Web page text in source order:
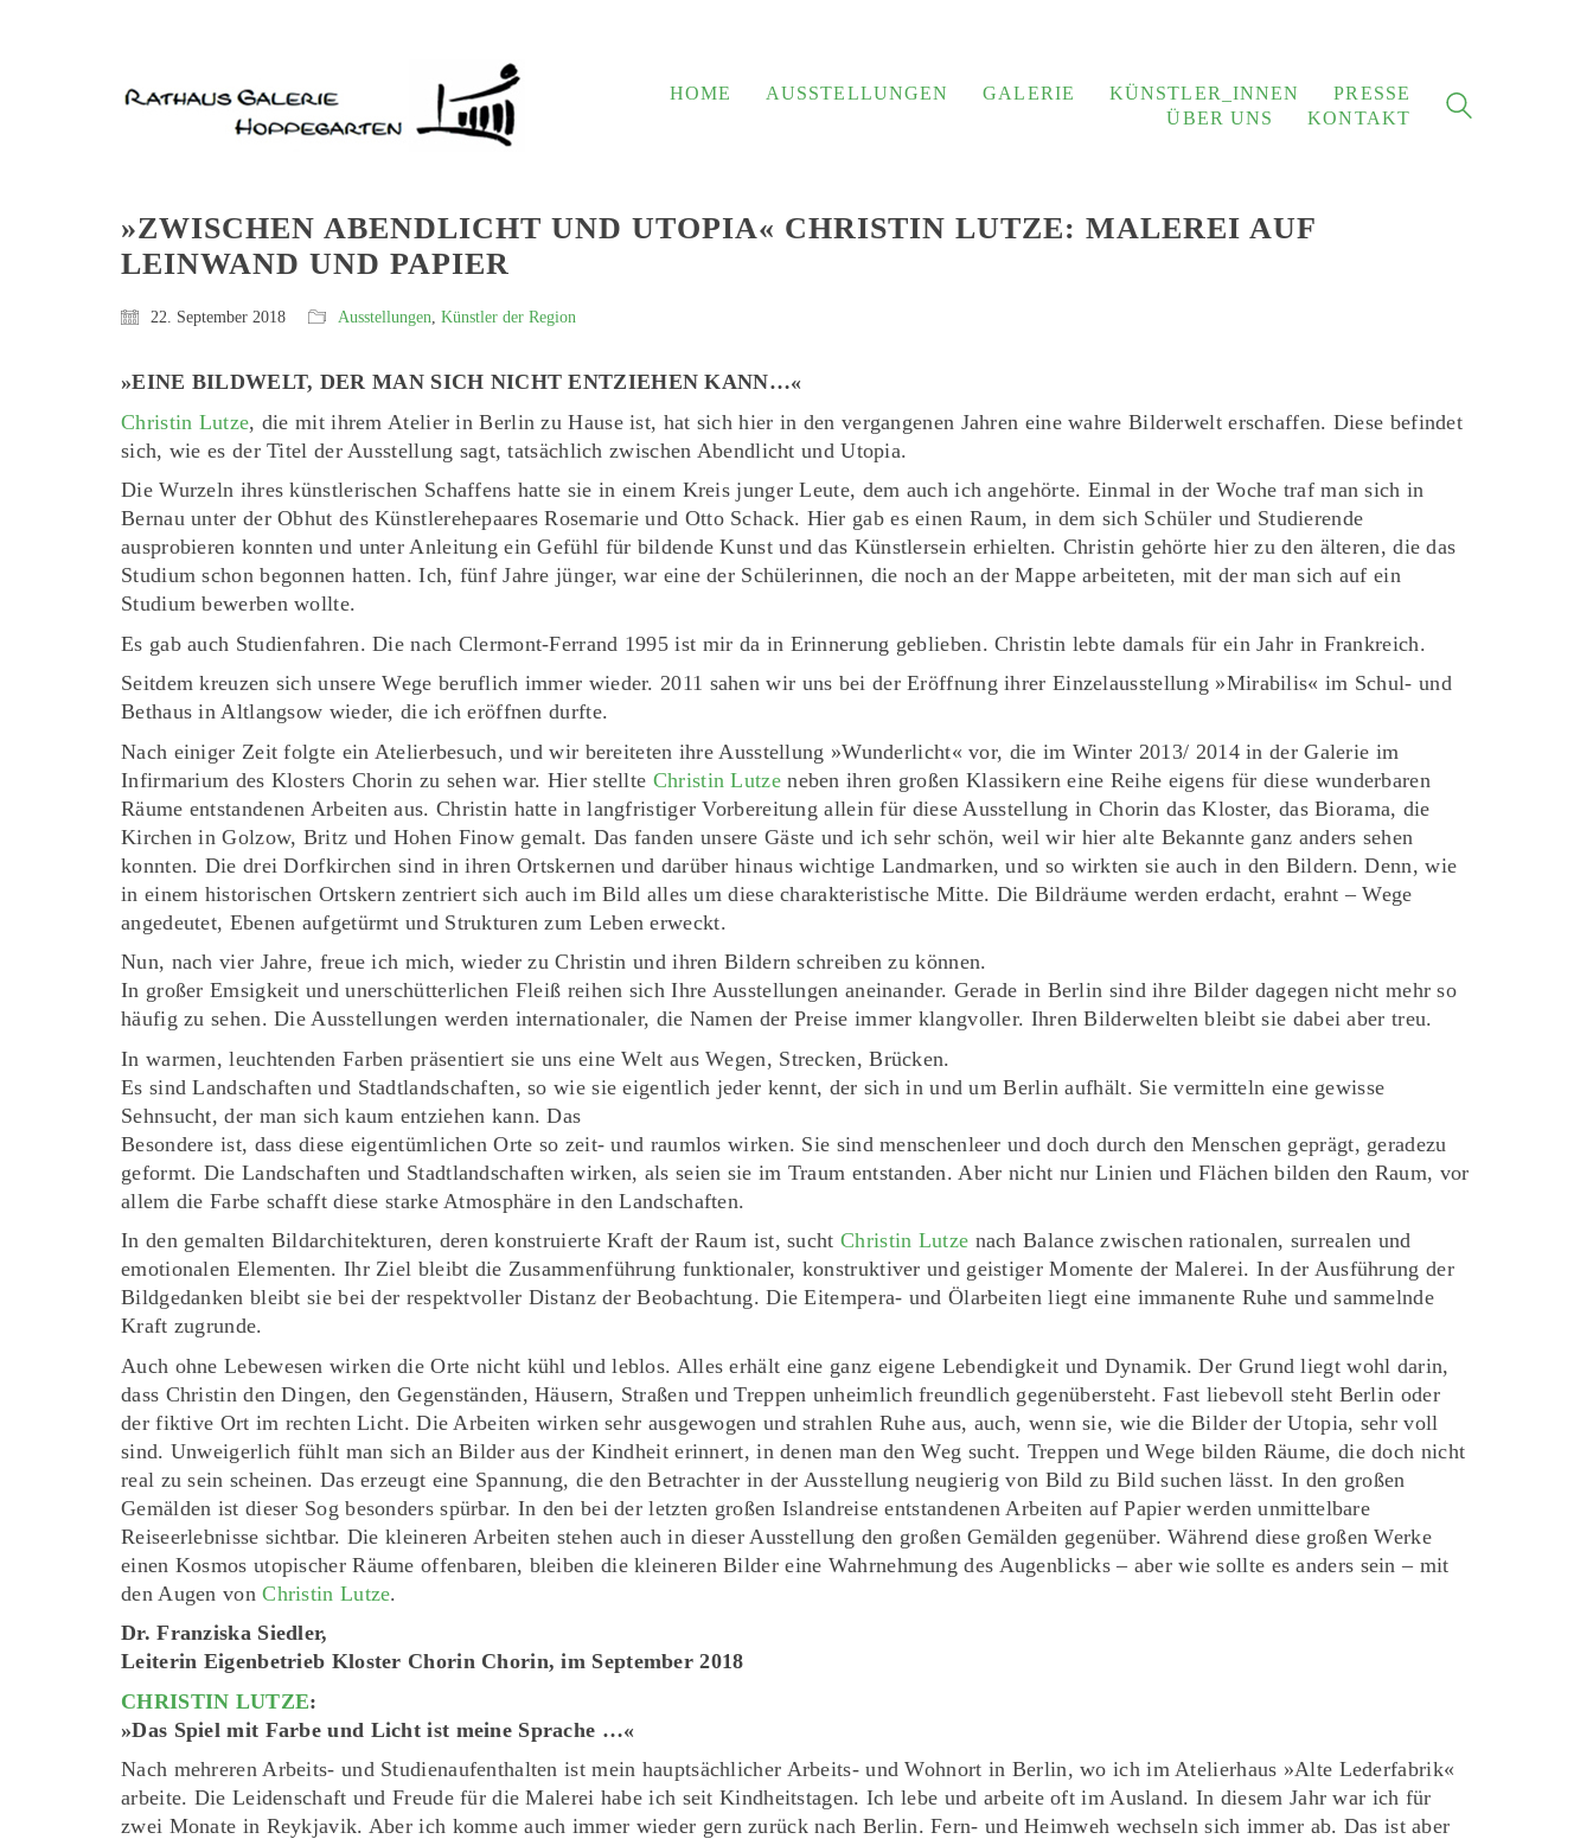
HOME AUSSTELLUNGEN GALERIE KÜNSTLER_INNEN
PRESSE
ÜBER UNS
KONTAKT
»ZWISCHEN ABENDLICHT UND UTOPIA« CHRISTIN LUTZE: MALEREI AUF
LEINWAND UND PAPIER
22. September 2018 Ausstellungen, Künstler der Region
»EINE BILDWELT, DER MAN SICH NICHT ENTZIEHEN KANN…«
Christin Lutze, die mit ihrem Atelier in Berlin zu Hause ist, hat sich hier in den vergangenen Jahren eine wahre Bilderwelt erschaffen. Diese befindet
sich, wie es der Titel der Ausstellung sagt, tatsächlich zwischen Abendlicht und Utopia.
Die Wurzeln ihres künstlerischen Schaffens hatte sie in einem Kreis junger Leute, dem auch ich angehörte. Einmal in der Woche traf man sich in
Bernau unter der Obhut des Künstlerehepaares Rosemarie und Otto Schack. Hier gab es einen Raum, in dem sich Schüler und Studierende
ausprobieren konnten und unter Anleitung ein Gefühl für bildende Kunst und das Künstlersein erhielten. Christin gehörte hier zu den älteren, die das
Studium schon begonnen hatten. Ich, fünf Jahre jünger, war eine der Schülerinnen, die noch an der Mappe arbeiteten, mit der man sich auf ein
Studium bewerben wollte.
Es gab auch Studienfahren. Die nach Clermont-Ferrand 1995 ist mir da in Erinnerung geblieben. Christin lebte damals für ein Jahr in Frankreich.
Seitdem kreuzen sich unsere Wege beruflich immer wieder. 2011 sahen wir uns bei der Eröffnung ihrer Einzelausstellung »Mirabilis« im Schul- und
Bethaus in Altlangsow wieder, die ich eröffnen durfte.
Nach einiger Zeit folgte ein Atelierbesuch, und wir bereiteten ihre Ausstellung »Wunderlicht« vor, die im Winter 2013/ 2014 in der Galerie im
Infirmarium des Klosters Chorin zu sehen war. Hier stellte Christin Lutzeneben ihren großen Klassikern eine Reihe eigens für diese wunderbaren
Räume entstandenen Arbeiten aus. Christin hatte in langfristiger Vorbereitung allein für diese Ausstellung in Chorin das Kloster, das Biorama, die
Kirchen in Golzow, Britz und Hohen Finow gemalt. Das fanden unsere Gäste und ich sehr schön, weil wir hier alte Bekannte ganz anders sehen
konnten. Die drei Dorfkirchen sind in ihren Ortskernen und darüber hinaus wichtige Landmarken, und so wirkten sie auch in den Bildern. Denn, wie
in einem historischen Ortskern zentriert sich auch im Bild alles um diese charakteristische Mitte. Die Bildräume werden erdacht, erahnt – Wege
angedeutet, Ebenen aufgetürmt und Strukturen zum Leben erweckt.
Nun, nach vier Jahre, freue ich mich, wieder zu Christin und ihren Bildern schreiben zu können.
In großer Emsigkeit und unerschütterlichen Fleiß reihen sich Ihre Ausstellungen aneinander. Gerade in Berlin sind ihre Bilder dagegen nicht mehr so
häufig zu sehen. Die Ausstellungen werden internationaler, die Namen der Preise immer klangvoller. Ihren Bilderwelten bleibt sie dabei aber treu.
In warmen, leuchtenden Farben präsentiert sie uns eine Welt aus Wegen, Strecken, Brücken.
Es sind Landschaften und Stadtlandschaften, so wie sie eigentlich jeder kennt, der sich in und um Berlin aufhält. Sie vermitteln eine gewisse
Sehnsucht, der man sich kaum entziehen kann. Das
Besondere ist, dass diese eigentümlichen Orte so zeit- und raumlos wirken. Sie sind menschenleer und doch durch den Menschen geprägt, geradezu
geformt. Die Landschaften und Stadtlandschaften wirken, als seien sie im Traum entstanden. Aber nicht nur Linien und Flächen bilden den Raum, vor
allem die Farbe schafft diese starke Atmosphäre in den Landschaften.
In den gemalten Bildarchitekturen, deren konstruierte Kraft der Raum ist, sucht Christin Lutze nach Balance zwischen rationalen, surrealen und
emotionalen Elementen. Ihr Ziel bleibt die Zusammenführung funktionaler, konstruktiver und geistiger Momente der Malerei. In der Ausführung der
Bildgedanken bleibt sie bei der respektvoller Distanz der Beobachtung. Die Eitempera- und Ölarbeiten liegt eine immanente Ruhe und sammelnde
Kraft zugrunde.
Auch ohne Lebewesen wirken die Orte nicht kühl und leblos. Alles erhält eine ganz eigene Lebendigkeit und Dynamik. Der Grund liegt wohl darin,
dass Christin den Dingen, den Gegenständen, Häusern, Straßen und Treppen unheimlich freundlich gegenübersteht. Fast liebevoll steht Berlin oder
der fiktive Ort im rechten Licht. Die Arbeiten wirken sehr ausgewogen und strahlen Ruhe aus, auch, wenn sie, wie die Bilder der Utopia, sehr voll
sind. Unweigerlich fühlt man sich an Bilder aus der Kindheit erinnert, in denen man den Weg sucht. Treppen und Wege bilden Räume, die doch nicht
real zu sein scheinen. Das erzeugt eine Spannung, die den Betrachter in der Ausstellung neugierig von Bild zu Bild suchen lässt. In den großen
Gemälden ist dieser Sog besonders spürbar. In den bei der letzten großen Islandreise entstandenen Arbeiten auf Papier werden unmittelbare
Reiseerlebnisse sichtbar. Die kleineren Arbeiten stehen auch in dieser Ausstellung den großen Gemälden gegenüber. Während diese großen Werke
einen Kosmos utopischer Räume offenbaren, bleiben die kleineren Bilder eine Wahrnehmung des Augenblicks – aber wie sollte es anders sein – mit
den Augen vonChristin Lutze.
Dr. Franziska Siedler,
Leiterin Eigenbetrieb Kloster Chorin Chorin, im September 2018
CHRISTIN LUTZE:
»Das Spiel mit Farbe und Licht ist meine Sprache …«
Nach mehreren Arbeits- und Studienaufenthalten ist mein hauptsächlicher Arbeits- und Wohnort in Berlin, wo ich im Atelierhaus »Alte Lederfabrik«
arbeite. Die Leidenschaft und Freude für die Malerei habe ich seit Kindheitstagen. Ich lebe und arbeite oft im Ausland. In diesem Jahr war ich für
zwei Monate in Reykjavik. Aber ich komme auch immer wieder gern zurück nach Berlin. Fern- und Heimweh wechseln sich immer ab. Das ist aber